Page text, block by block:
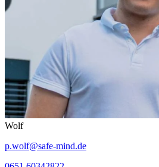
Wolf
p.wolf@safe-mind.de